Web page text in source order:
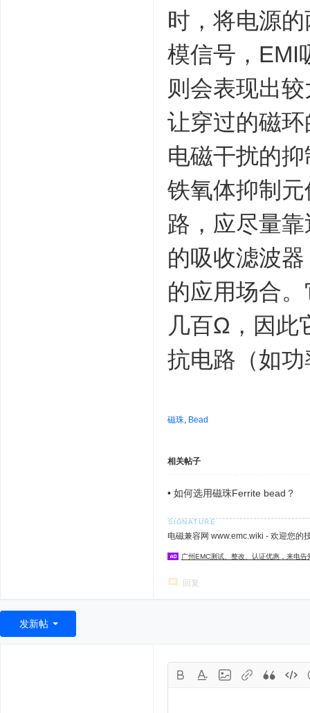
时，将电源
模信号，EMI
则会表现出
让穿过的磁
电磁干扰的
铁氧体抑制
路，应尽量
的吸收滤波
的应用场合
几百Ω，因此
抗电路（如
磁珠, Bead
相关帖子
• 如何选用磁珠Ferrite bead？
电磁兼容网 www.emc.wiki - 欢迎您的
广州EMC测试、整改、认证优惠，来电
回复
发新帖